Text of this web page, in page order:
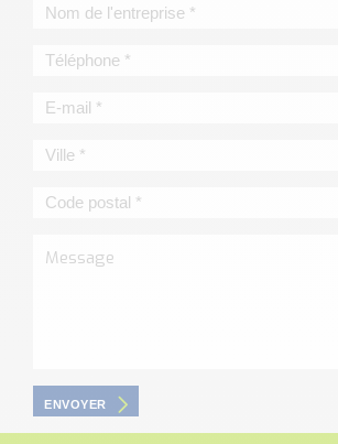
ENVOYER